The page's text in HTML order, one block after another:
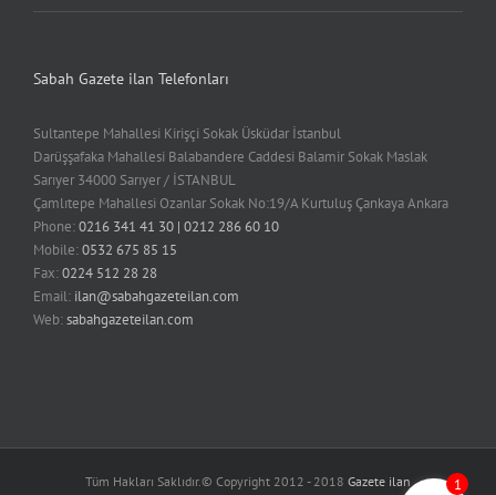
Sabah Gazete ilan Telefonları
Sultantepe Mahallesi Kirişçi Sokak Üsküdar İstanbul
Darüşşafaka Mahallesi Balabandere Caddesi Balamir Sokak Maslak
Sarıyer 34000 Sarıyer / İSTANBUL
Çamlıtepe Mahallesi Ozanlar Sokak No:19/A Kurtuluş Çankaya Ankara
Phone:0216 341 41 30 | 0212 286 60 10
Mobile:0532 675 85 15
Fax:0224 512 28 28
Email: ilan@sabahgazeteilan.com
Web:sabahgazeteilan.com
Tüm Hakları Saklıdır.© Copyright 2012 - 2018 Gazete ilan 1